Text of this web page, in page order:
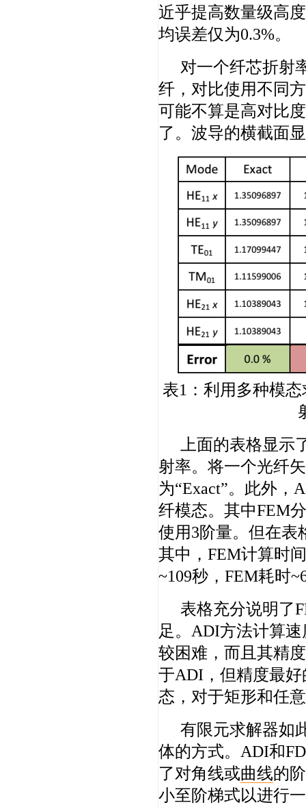
近乎提高数量级高
均误差仅为0.3%。
对一个纤芯折射
纤，对比使用不同
可能不算是高对比
了。波导的横截面
表1：利用多种模
上面的表格显
射率。将一个光纤
为“Exact”。此外，
纤模态。其中FEM
使用3阶量。但在表
其中，FEM计算时
~109秒，FEM耗时
表格充分说明了
足。ADI方法计算
较困难，而且其精
于ADI，但精度最
态，对于矩形和任
有限元求解器如
体的方式。ADI和
了对角线或曲线的
小至阶梯式以进行